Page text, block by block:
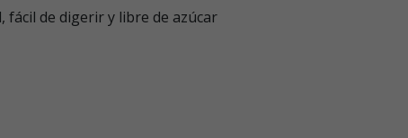
fácil de digerir y libre de azúcar